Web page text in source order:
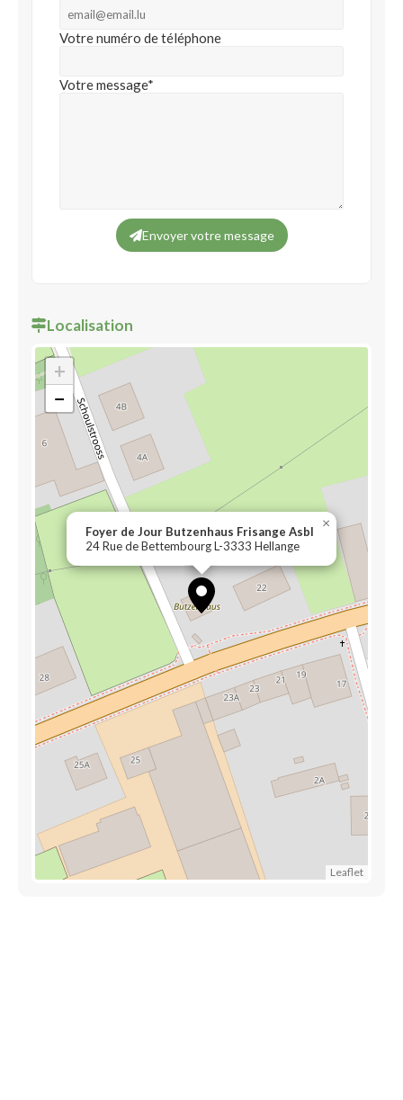
Votre numéro de téléphone
Votre message*
Envoyer votre message
Localisation
Foyer de Jour Butzenhaus Frisange Asbl
24 Rue de Bettembourg L-3333 Hellange
×
+
−
Leaflet